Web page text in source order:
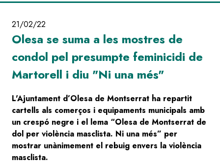
21/02/22
Olesa se suma a les mostres de
condol pel presumpte feminicidi de
Martorell i diu "Ni una més"
L'Ajuntament d’Olesa de Montserrat ha repartit
cartells als comerços i equipaments municipals amb
un crespó negre i el lema “Olesa de Montserrat de
dol per violència masclista. Ni una més” per
mostrar unànimement el rebuig envers la violència
masclista.